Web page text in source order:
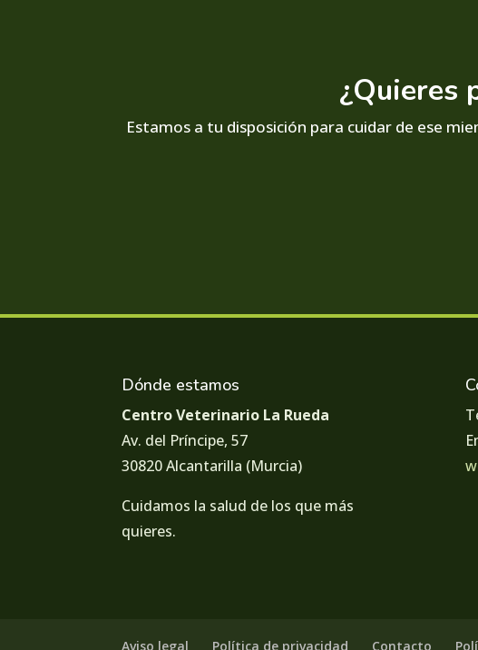
¿Quieres
Estamos a tu disposición para cuidar de ese
Dónde estamos
Centro Veterinario La Rueda
Av. del Príncipe, 57
30820 Alcantarilla (Murcia)
Cuidamos la salud de los que más
quieres.
Aviso legal Política de privacidad Contacto